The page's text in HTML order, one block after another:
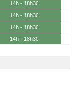
14h - 18h30
14h - 18h30
14h - 18h30
14h - 18h30